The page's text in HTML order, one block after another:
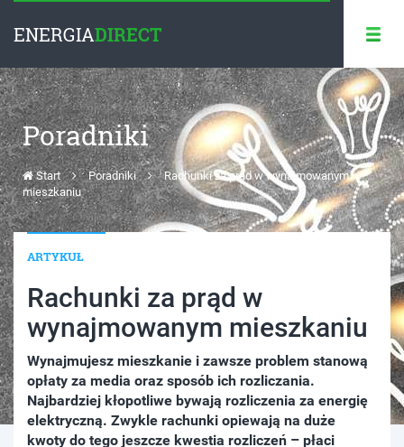
ENERGIADIRECT
Poradniki
Start Poradniki
Rachunki za prąd w wynajmowanym
mieszkaniu
ARTYKUŁ
Rachunki za prąd w
wynajmowanym mieszkaniu
Wynajmujesz mieszkanie i zawsze problem stanową
opłaty za media oraz sposób ich rozliczania.
Najbardziej kłopotliwe bywają rozliczenia za energię
elektryczną. Zwykle rachunki opiewają na duże
kwoty do tego jeszcze kwestia rozliczeń – płaci